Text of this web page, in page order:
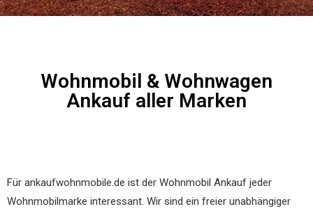
Wohnmobil & Wohnwagen
Ankauf aller Marken
Für ankaufwohnmobile.de ist der Wohnmobil Ankauf jeder
Wohnmobilmarke interessant. Wir sind ein freier unabhängiger